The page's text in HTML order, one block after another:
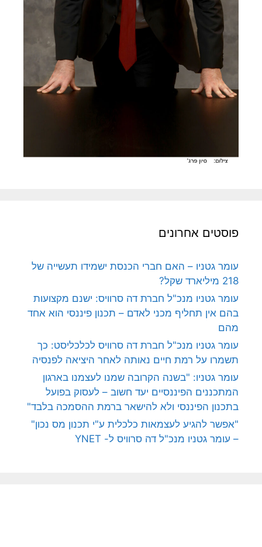
פוסטים אחרונים
עומר גטניו – האם חברי הכנסת ישמידו תעשייה של
218 מיליארד שקל?
עומר גטניו מנכ"ל חברת דה סרוויס: ישנם מקצועות
בהם אין תחליף מכני לאדם – תכנון פיננסי הוא אחד
מהם
עומר גטניו מנכ"ל חברת דה סרוויס לכלכליסט: כך
תשמרו על רמת חיים נאותה לאחר היציאה לפנסיה
עומר גטניו: "בשנה הקרובה שמנו לעצמנו בארגון
המתכננים הפיננסיים יעד חשוב – לעסוק בפועל
בתכנון הפיננסי ולא להישאר ברמת ההסמכה בלבד"
"אפשר להגיע לעצמאות כלכלית ע"י תכנון מס נכון"
– עומר גטניו מנכ"ל דה סרוויס ל- YNET